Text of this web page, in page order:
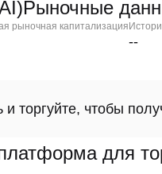
рыночная капитализация
--
и торгуйте, чтобы
для